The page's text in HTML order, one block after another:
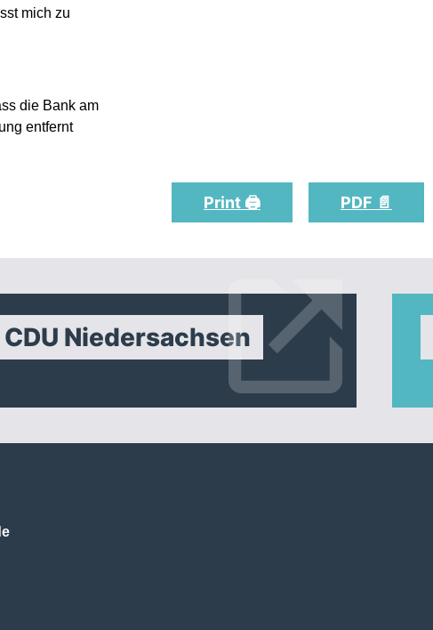
mich zu
die Bank am
entfernt
Print 🖨 PDF 📄
Niedersachsen